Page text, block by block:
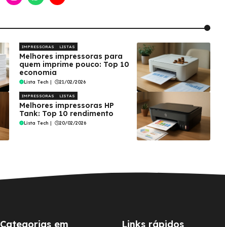
IMPRESSORAS LISTAS
Melhores impressoras para
quem imprime pouco: Top 10
economia
Lista Tech | 21/02/2026
IMPRESSORAS LISTAS
Melhores impressoras HP
Tank: Top 10 rendimento
Lista Tech | 20/02/2026
Categorias em Links rápidos